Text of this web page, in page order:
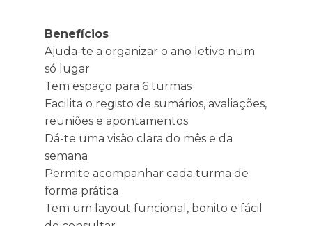
Benefícios
Ajuda-te a organizar o ano letivo num
só lugar
Tem espaço para 6 turmas
Facilita o registo de sumários, avaliações,
reuniões e apontamentos
Dá-te uma visão clara do mês e da
semana
Permite acompanhar cada turma de
forma prática
Tem um layout funcional, bonito e fácil